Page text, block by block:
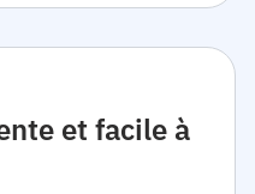
et facile à